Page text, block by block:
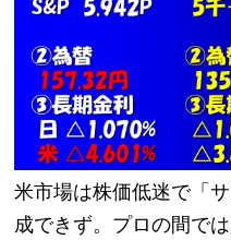
米市場は株価低迷で「
成できず。プロの間で